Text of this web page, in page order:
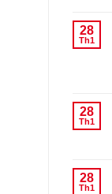
28
Th1
28
Th1
28
Th1